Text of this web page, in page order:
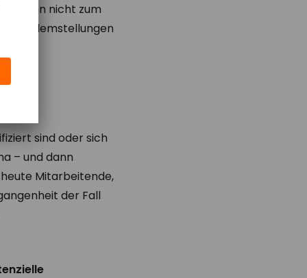
dann nicht zum
Problemstellungen
sind oder sich
– und dann
Mitarbeitende,
der Fall